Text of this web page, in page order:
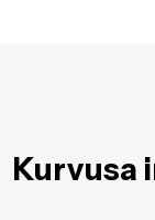
Kurvusa